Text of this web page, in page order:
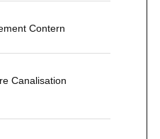
Contern
Canalisation